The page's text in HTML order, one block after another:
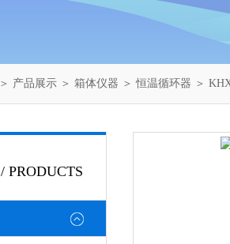
＞ 产品展示 ＞ 箱体仪器 ＞恒温循环器 ＞
/ PRODUCTS